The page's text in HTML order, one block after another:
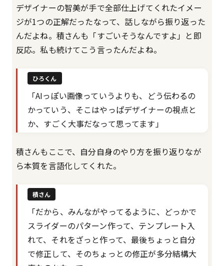
デザイナーの智美が手で全部仕上げてくれたイメー
ジが1つの正解だったなって、話しながら振り返った
んだよね。積さんも「すごいそうなんですよ」と即
反応。私も続けてこう言ったんだよね。
ひろくん
「AIっぽい画像っていうよりも、どう伝わるの
かっていう、そこはやっぱデザイナーの視点と
か、すごく大事だなって思ってます」
積さんもここで、自分自身のやり方を振り返りなが
ら本質を言語化してくれた。
積さん
「だから、みんながやってるように、どっかで
スライダーのパターン作って、テンプレート入
れて、それをざっと作って、最後ちょっと自分
で修正して、そのちょっとの修正が多分結構大